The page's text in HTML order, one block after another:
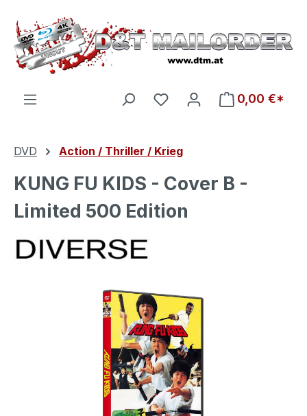
Zum Hauptinhalt springen
Du hast 0 Produkte auf
0,00 €*
DVD Action / Thriller / Krieg
KUNG FU KIDS - Cover B -
Limited 500 Edition
Bildergalerie überspringen